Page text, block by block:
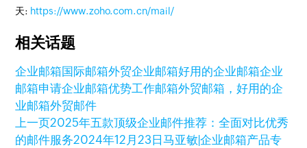
天: https://www.zoho.com.cn/mail/
相关话题
企业邮箱国际邮箱外贸企业邮箱好用的企业邮箱企业
邮箱申请企业邮箱优势工作邮箱外贸邮箱，好用的企
业邮箱外贸邮件
上一页2025年五款顶级企业邮件推荐：全面对比优秀
的邮件服务2024年12月23日马亚敏|企业邮箱产品专